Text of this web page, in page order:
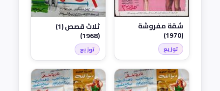
شقة مفروشة
(1970)
توزيع
ثلاث قصص (1)
(1968)
توزيع